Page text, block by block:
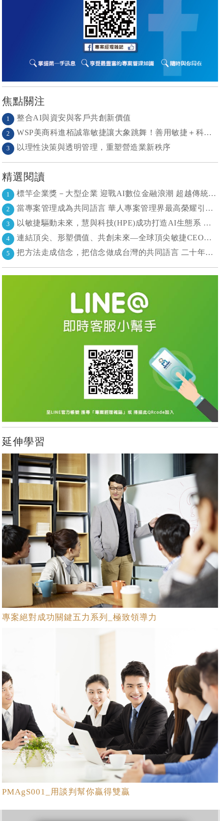
焦點關注
1 整合AI與資安與客戶共創新價值
2 WSP美商科進栢誠靠敏捷讓大象跳舞！善用敏捷＋科技力， 大型工程也能快速迭代
3 以理性決策與透明管理，重塑營造業新秩序
精選閱讀
1 標竿企業獎－大型企業 迎戰AI數位金融浪潮 超越傳統的組織再定義
2 當專案管理成為共同語言 華人專案管理界最高榮耀引領的變革時代
3 以敏捷驅動未來，慧與科技(HPE)成功打造AI生態系 大型敏捷(LeSS)海納百川，讓複雜變簡單
4 連結頂尖、形塑價值、共創未來—全球頂尖敏捷CEO聯誼會成立
5 把方法走成信念，把信念做成台灣的共同語言 二十年志業，陪伴台灣走過專案管理與敏捷轉型
延伸學習
專案絕對成功關鍵五力系列_極致領導力
PMAgS001_用談判幫你贏得雙贏